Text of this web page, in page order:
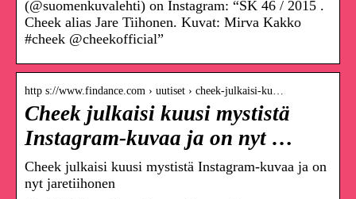
(@suomenkuvalehti) on Instagram: “SK 46 / 2015 .
Cheek alias Jare Tiihonen. Kuvat: Mirva Kakko
#cheek @cheekofficial”
http s://www.findance.com › uutiset › cheek-julkaisi-ku…
Cheek julkaisi kuusi mystistä
Instagram-kuvaa ja on nyt …
Cheek julkaisi kuusi mystistä Instagram-kuvaa ja on
nyt jaretiihonen